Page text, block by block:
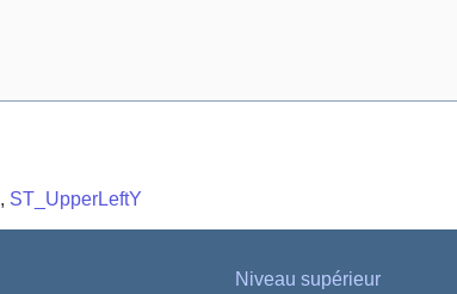
, ST_UpperLeftY
Niveau supérieur